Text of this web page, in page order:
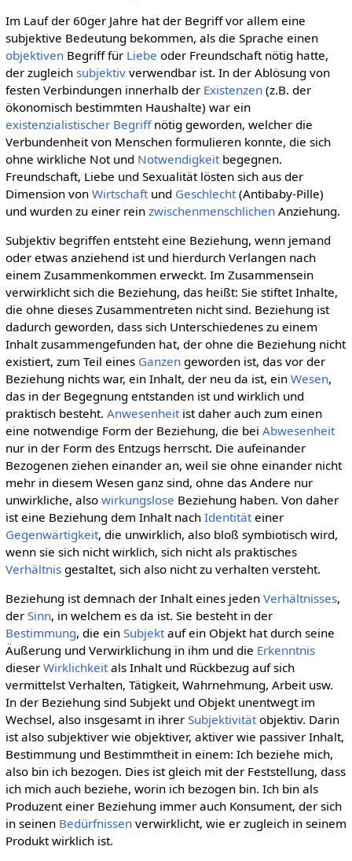
Im Lauf der 60ger Jahre hat der Begriff vor allem eine
subjektive Bedeutung bekommen, als die Sprache einen
objektivenBegriff für Liebe oder Freundschaft nötig hatte,
der zugleich subjektivverwendbar ist. In der Ablösung von
festen Verbindungen innerhalb der Existenzen(z.B. der
ökonomisch bestimmten Haushalte) war ein
existenzialistischer Begriffnötig geworden, welcher die
Verbundenheit von Menschen formulieren konnte, die sich
ohne wirkliche Not und Notwendigkeitbegegnen.
Freundschaft, Liebe und Sexualität lösten sich aus der
Dimension von Wirtschaftund Geschlecht(Antibaby-Pille)
und wurden zu einer rein zwischenmenschlichenAnziehung.
Subjektiv begriffen entsteht eine Beziehung, wenn jemand
oder etwas anziehend ist und hierdurch Verlangen nach
einem Zusammenkommen erweckt. Im Zusammensein
verwirklicht sich die Beziehung, das heißt: Sie stiftet Inhalte,
die ohne dieses Zusammentreten nicht sind. Beziehung ist
dadurch geworden, dass sich Unterschiedenes zu einem
Inhalt zusammengefunden hat, der ohne die Beziehung nicht
existiert, zum Teil eines Ganzengeworden ist, das vor der
Beziehung nichts war, ein Inhalt, der neu da ist, ein Wesen,
das in der Begegnung entstanden ist und wirklich und
praktisch besteht. Anwesenheitist daher auch zum einen
eine notwendige Form der Beziehung, die bei Abwesenheit
nur in der Form des Entzugs herrscht. Die aufeinander
Bezogenen ziehen einander an, weil sie ohne einander nicht
mehr in diesem Wesen ganz sind, ohne das Andere nur
unwirkliche, also wirkungslose Beziehung haben. Von daher
ist eine Beziehung dem Inhalt nach Identitäteiner
Gegenwärtigkeit, die unwirklich, also bloß symbiotisch wird,
wenn sie sich nicht wirklich, sich nicht als praktisches
Verhältnisgestaltet, sich also nicht zu verhalten versteht.
Beziehung ist demnach der Inhalt eines jeden Verhältnisses,
der Sinn, in welchem es da ist. Sie besteht in der
Bestimmung, die ein Subjektauf ein Objekt hat durch seine
Äußerung und Verwirklichung in ihm und die Erkenntnis
dieser Wirklichkeitals Inhalt und Rückbezug auf sich
vermittelst Verhalten, Tätigkeit, Wahrnehmung, Arbeit usw.
In der Beziehung sind Subjekt und Objekt unentwegt im
Wechsel, also insgesamt in ihrer Subjektivitätobjektiv. Darin
ist also subjektiver wie objektiver, aktiver wie passiver Inhalt,
Bestimmung und Bestimmtheit in einem: Ich beziehe mich,
also bin ich bezogen. Dies ist gleich mit der Feststellung, dass
ich mich auch beziehe, worin ich bezogen bin. Ich bin als
Produzent einer Beziehung immer auch Konsument, der sich
in seinen Bedürfnissenverwirklicht, wie er zugleich in seinem
Produkt wirklich ist.